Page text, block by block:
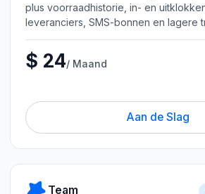
plus voorraadhistorie, in- en
leveranciers, SMS-bonnen en lagere
$ 24/ Maand
Aan de Slag
Team